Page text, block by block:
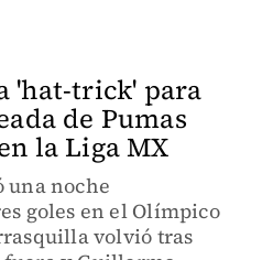
'hat-trick' para
de Pumas
la Liga MX
noche
goles en el Olímpico
volvió tras